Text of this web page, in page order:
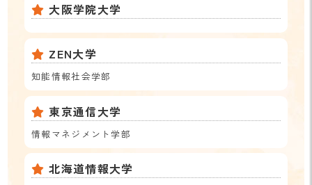
大阪学院大学
ZEN大学
知能情報社会学部
東京通信大学
情報マネジメント学部
北海道情報大学